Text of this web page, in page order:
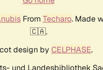
From Techaro. Made
🇨🇦.
design by CELPHASE.
und Landesbibliothek